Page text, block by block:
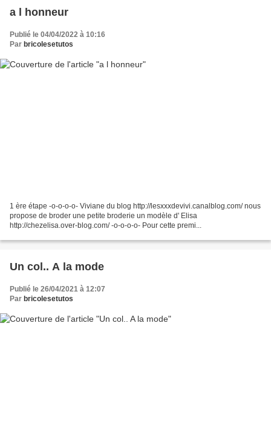
a l honneur
Publié le 04/04/2022 à 10:16
Par bricolesetutos
1 ère étape -o-o-o-o- Viviane du blog http://lesxxxdevivi.canalblog.com/ nous
propose de broder une petite broderie un modèle d' Elisa
http://chezelisa.over-blog.com/ -o-o-o-o- Pour cette premi...
Un col.. A la mode
Publié le 26/04/2021 à 12:07
Par bricolesetutos